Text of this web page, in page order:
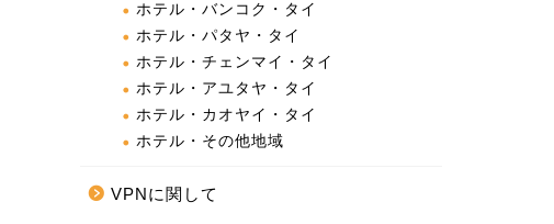
ホテル・バンコク・タイ
ホテル・パタヤ・タイ
ホテル・チェンマイ・タイ
ホテル・アユタヤ・タイ
ホテル・カオヤイ・タイ
ホテル・その他地域
VPNに関して